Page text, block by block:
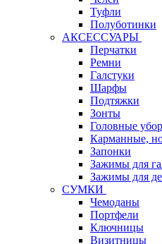
Туфли
Полуботинки
АКСЕССУАРЫ
Перчатки
Ремни
Галстуки
Шарфы
Подтяжки
Зонты
Головные
Карманные,
Запонки
Зажимы для
Зажимы для
СУМКИ
Чемоданы
Портфели
Ключницы
Визитницы